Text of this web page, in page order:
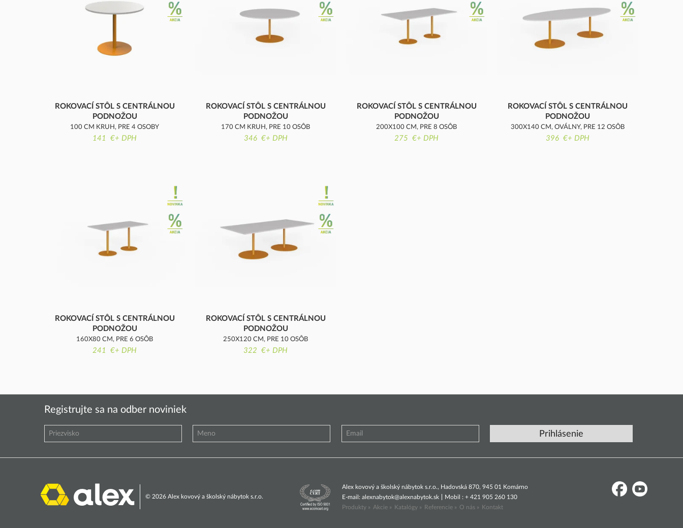
ROKOVACÍ STÔL S CENTRÁLNOU
PODNOŽOU
100 CM KRUH, PRE 4 OSOBY
141 €+ DPH
ROKOVACÍ STÔL S CENTRÁLNOU
PODNOŽOU
170 CM KRUH, PRE 10 OSÔB
346 €+ DPH
ROKOVACÍ STÔL S CENTRÁLNOU
PODNOŽOU
200X100 CM, PRE 8 OSÔB
275 €+ DPH
ROKOVACÍ STÔL S CENTRÁLNOU
PODNOŽOU
300X140 CM, OVÁLNY, PRE 12 OSÔB
396 €+ DPH
ROKOVACÍ STÔL S CENTRÁLNOU
PODNOŽOU
160X80 CM, PRE 6 OSÔB
241 €+ DPH
ROKOVACÍ STÔL S CENTRÁLNOU
PODNOŽOU
250X120 CM, PRE 10 OSÔB
322 €+ DPH
Registrujte sa na odber noviniek
© 2026 Alex kovový a školský nábytok s.r.o.
Alex kovový a školský nábytok s.r.o., Hadovská 870, 945 01 Komárno
E-mail:alexnabytok@alexnabytok.sk
Mobil : + 421 905 260 130
Produkty » Akcie » Katalógy » Referencie » O nás » Kontakt